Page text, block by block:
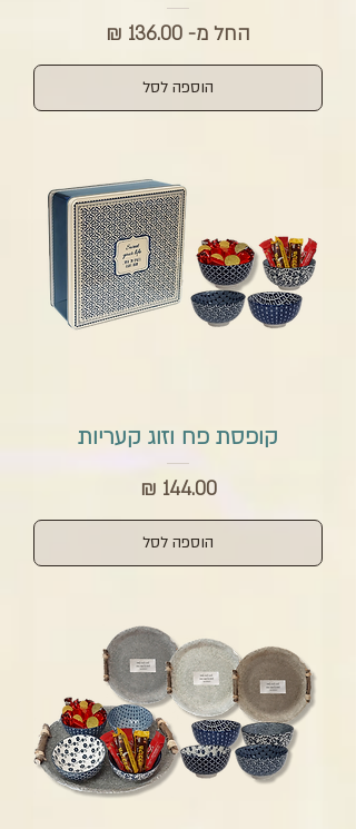
החל מ-
מחיר מבצע
הוספה לסל
קופסת פח וזוג קעריות
מחיר‏144.00 ‏₪
הוספה לסל